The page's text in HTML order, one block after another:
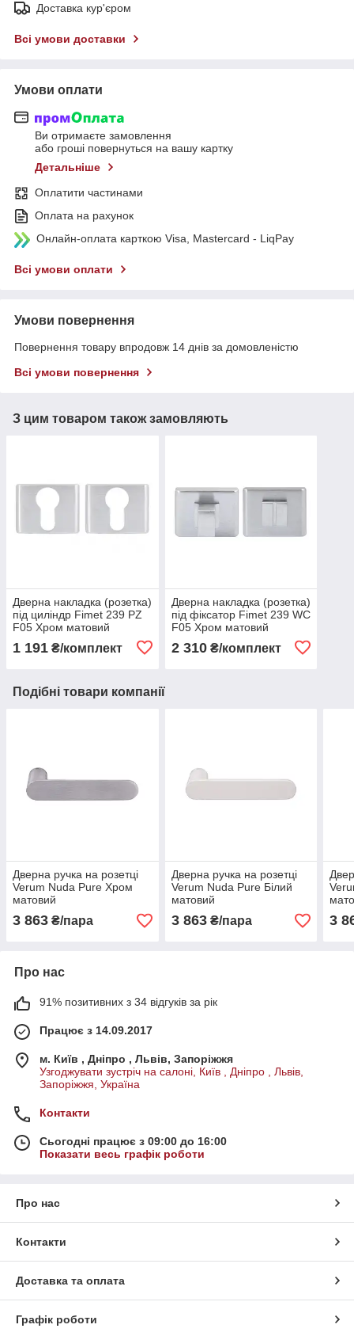
Доставка кур'єром
Всі умови доставки
Умови оплати
Ви отримаєте замовлення
або гроші повернуться на вашу картку
Детальніше
Оплатити частинами
Оплата на рахунок
Онлайн-оплата карткою Visa, Mastercard - LiqPay
Всі умови оплати
Умови повернення
Повернення товару впродовж 14 днів за домовленістю
Всі умови повернення
З цим товаром також замовляють
Дверна накладка (розетка)
під циліндр Fimet 239 PZ
F05 Хром матовий
1 191 ₴/комплект
Дверна накладка (розетка)
під фіксатор Fimet 239 WC
F05 Хром матовий
2 310₴/комплект
Подібні товари компанії
Дверна ручка на розетці
Verum Nuda Pure Хром
матовий
3 863 ₴/пара
Дверна ручка на розетці
Verum Nuda Pure Білий
матовий
3 863₴/пара 3
Про нас
91% позитивних з 34 відгуків за рік
Працює з 14.09.2017
м. Київ , Дніпро , Львів, Запоріжжя
Узгоджувати зустріч на салоні, Київ , Дніпро , Львів,
Запоріжжя, Україна
Контакти
Сьогодні працює з 09:00 до 16:00
Показати весь графік роботи
Про нас
Контакти
Доставка та оплата
Графік роботи